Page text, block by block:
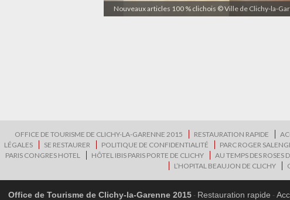
Nouveaux articles 100 % clichois © Ville de Clichy-la-
OFFICE DE TOURISME DE CLICHY-LA-GARENNE 2015 RESTAURATION RAPIDE
LÉGALES
SE RESTAURER POLITIQUE DE CONFIDENTIALITÉ PARC ROGER
PARIS CONGRES HOTEL
HÔTEL IBIS PARIS PORTE DE CLICHY AU TEMPS DES ROSES
L’HOPITAL BEAUJON DE CLICHY
Office de Tourisme de Clichy-la-Garenne 2015 Restauration rapide